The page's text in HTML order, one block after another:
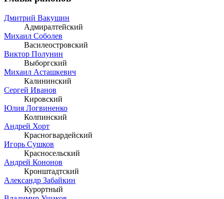
Дмитрий Вакушин
Адмиралтейский
Михаил Соболев
Василеостровский
Виктор Полунин
Выборгский
Михаил Асташкевич
Калининский
Сергей Иванов
Кировский
Юлия Логвиненко
Колпинский
Андрей Хорт
Красногвардейский
Игорь Сушков
Красносельский
Андрей Кононов
Кронштадтский
Александр Забайкин
Курортный